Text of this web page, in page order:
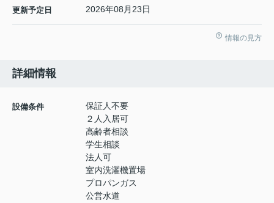
更新予定日 2026年08月23日
情報の見方
詳細情報
設備条件
保証人不要
２人入居可
高齢者相談
学生相談
法人可
室内洗濯機置場
プロパンガス
公営水道